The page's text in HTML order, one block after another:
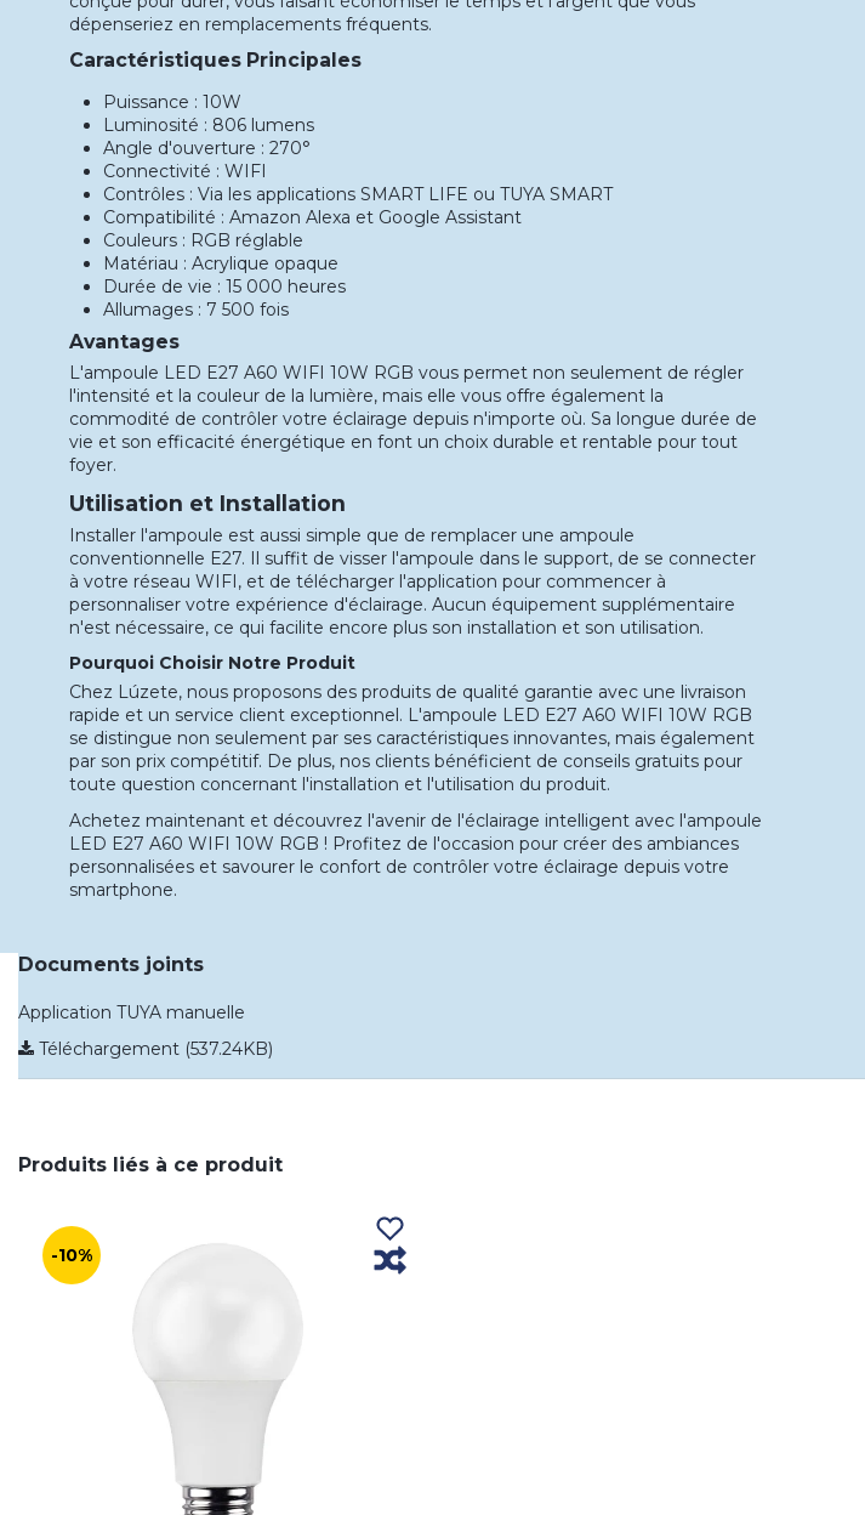
dépenseriez en remplacements fréquents.
Caractéristiques Principales
Puissance : 10W
Luminosité : 806 lumens
Angle d'ouverture : 270°
Connectivité : WIFI
Contrôles : Via les applications SMART LIFE ou TUYA SMART
Compatibilité : Amazon Alexa et Google Assistant
Couleurs : RGB réglable
Matériau : Acrylique opaque
Durée de vie : 15 000 heures
Allumages : 7 500 fois
Avantages
L'ampoule LED E27 A60 WIFI 10W RGB vous permet non seulement de régler
l'intensité et la couleur de la lumière, mais elle vous offre également la
commodité de contrôler votre éclairage depuis n'importe où. Sa longue durée de
vie et son efficacité énergétique en font un choix durable et rentable pour tout
foyer.
Utilisation et Installation
Installer l'ampoule est aussi simple que de remplacer une ampoule
conventionnelle E27. Il suffit de visser l'ampoule dans le support, de se connecter
à votre réseau WIFI, et de télécharger l'application pour commencer à
personnaliser votre expérience d'éclairage. Aucun équipement supplémentaire
n'est nécessaire, ce qui facilite encore plus son installation et son utilisation.
Pourquoi Choisir Notre Produit
Chez Lúzete, nous proposons des produits de qualité garantie avec une livraison
rapide et un service client exceptionnel. L'ampoule LED E27 A60 WIFI 10W RGB
se distingue non seulement par ses caractéristiques innovantes, mais également
par son prix compétitif. De plus, nos clients bénéficient de conseils gratuits pour
toute question concernant l'installation et l'utilisation du produit.
Achetez maintenant et découvrez l'avenir de l'éclairage intelligent avec l'ampoule
LED E27 A60 WIFI 10W RGB ! Profitez de l'occasion pour créer des ambiances
personnalisées et savourer le confort de contrôler votre éclairage depuis votre
smartphone.
Documents joints
Application TUYA manuelle
Téléchargement (537.24KB)
Produits liés à ce produit
-10%